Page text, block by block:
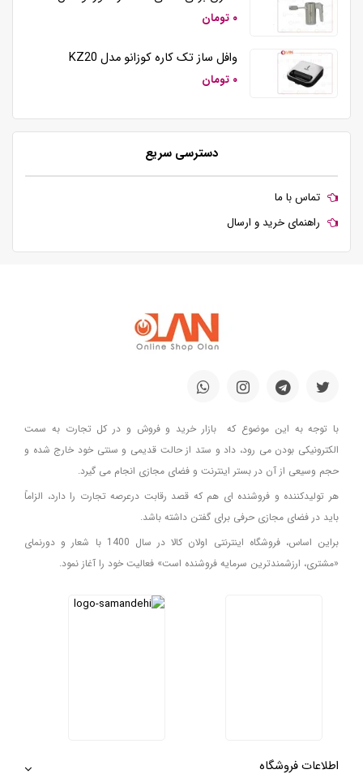
۰ تومان
وافل ساز تک کاره کوزانو مدل KZ20
۰ تومان
دسترسی سریع
تماس با ما
راهنمای خرید و ارسال
با توجه به این موضوع که بازار خرید و فروش و در کل تجارت به سمت
الکترونیکی بودن می رود، داد و ستد از حالت قدیمی و سنتی خود خارج شده و
حجم وسیعی از آن در بستر اینترنت و فضای مجازی انجام می گیرد.
هر تولیدکننده و فروشنده ای هم که قصد رقابت درعرصه تجارت را دارد، الزاماً
باید در فضای مجازی حرفی برای گفتن داشته باشد.
براین اساس، فروشگاه اینترنتی اولان کالا در سال 1400 با شعار و دورنمای
«مشتری، ارزشمندترین سرمایه فروشنده است» فعالیت خود را آغاز نمود.
اطلاعات فروشگاه